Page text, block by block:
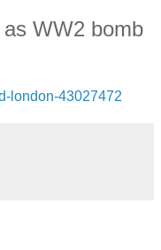
WW2 bomb
london-43027472